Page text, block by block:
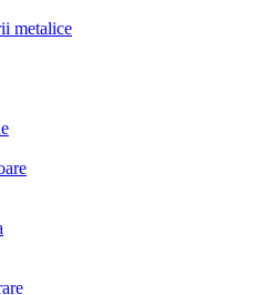
metalice